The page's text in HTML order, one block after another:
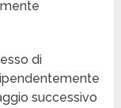
di
successivo